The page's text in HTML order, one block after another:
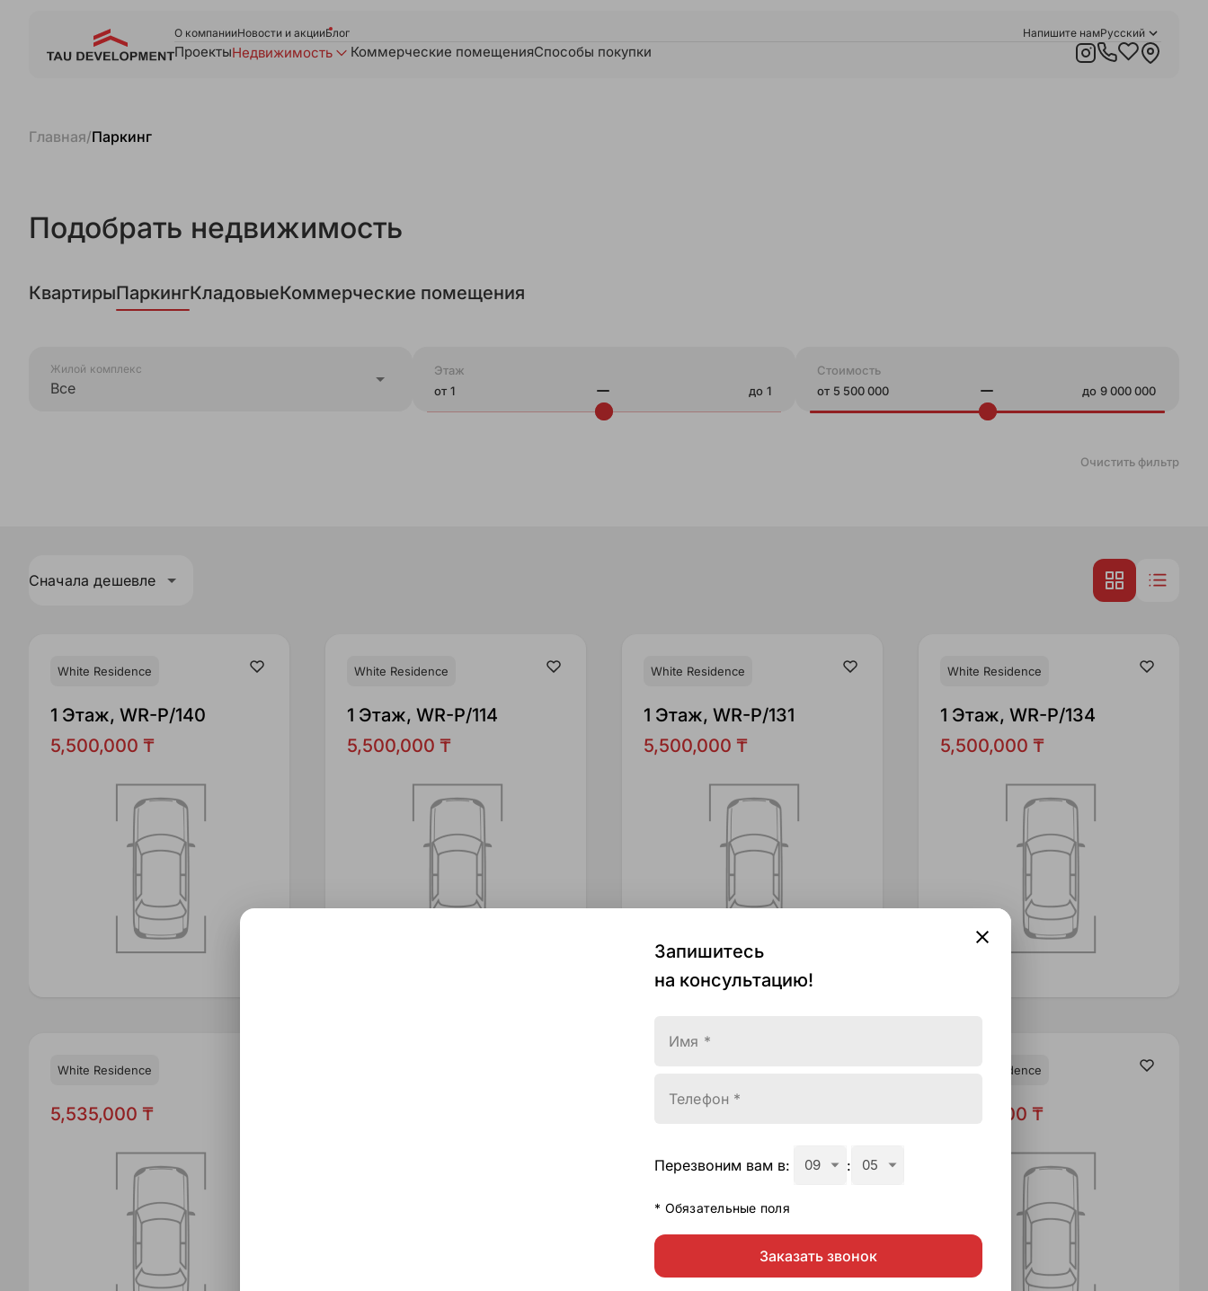
О компанииНовости и акцииБлог Напишите намРусский
ПроектыНедвижимость Коммерческие помещенияСпособы покупки
Главная/Паркинг
Подобрать недвижимость
КвартирыПаркингКладовыеКоммерческие помещения
Жилой комплекс
Все
Этаж
от
до
Стоимость
от
до
Очистить фильтр
Сначала дешевле
White Residence
1 Этаж, WR-P/140
5,500,000 ₸
White Residence
1 Этаж, WR-P/114
5,500,000 ₸
White Residence
1 Этаж, WR-P/131
5,500,000 ₸
White Residence
1 Этаж, WR-P/134
5,500,000 ₸
White Residence
5,535,000 ₸ 5,535,000 ₸
White Residence
5,535,000 ₸
Запишитесь
на консультацию!
Имя *
Телефон *
Перезвоним вам в: 09 : 05
* Обязательные поля
Заказать звонок